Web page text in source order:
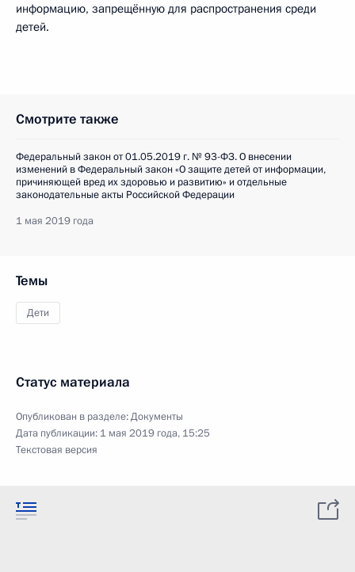
информацию, запрещённую для распространения среди
детей.
Смотрите также
Федеральный закон от 01.05.2019 г. № 93-ФЗ. О внесении
изменений в Федеральный закон «О защите детей от информации,
причиняющей вред их здоровью и развитию» и отдельные
законодательные акты Российской Федерации
1 мая 2019 года
Темы
Дети
Статус материала
Опубликован в разделе:Документы
Дата публикации: 1 мая 2019 года, 15:25
Текстовая версия